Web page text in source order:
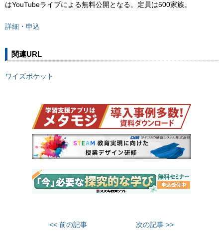
はYouTubeライブによる無料公開となる。定員は500家族。
詳細・申込
関連URL
ワイズポケット
<< 前の記事 次の記事 >>